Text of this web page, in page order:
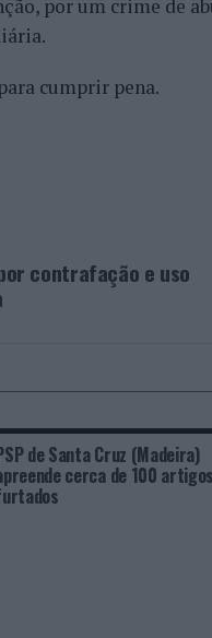
por um crime de
cumprir pena.
contrafação e uso
de Santa Cruz (Madeira)
cerca de 100 artigos